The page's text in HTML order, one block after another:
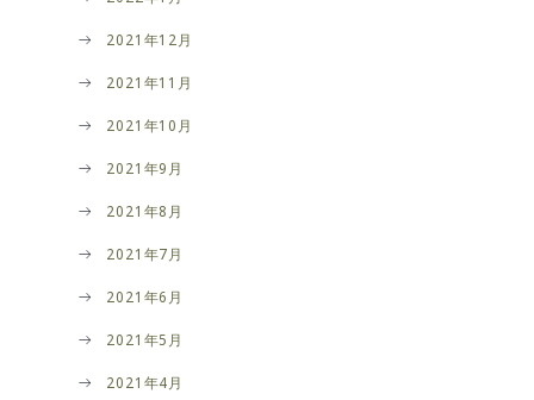
2021年12月
2021年11月
2021年10月
2021年9月
2021年8月
2021年7月
2021年6月
2021年5月
2021年4月